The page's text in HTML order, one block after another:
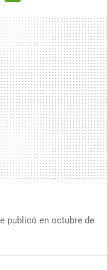
publicó en octubre de